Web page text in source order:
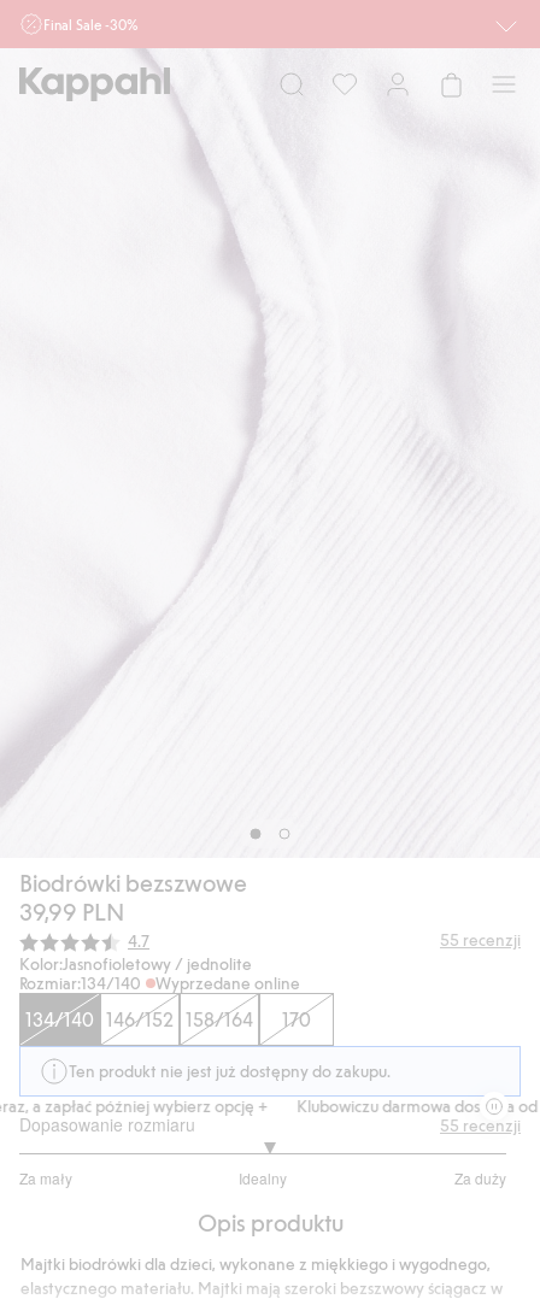
Final Sale -30%
Ważne przy zakupie min. 2 sztuk produktów włączonych w ofertę, również z
działu outlet do 10.8 w sklepach Kappahl i Newbie oraz na kappahl.com. Ofert
nie łączymy
Mężczyzna
Biodrówki bezszwowe
39,99 PLN
Średnia ocena:
4.7 55 recenzji
Kolor:Jasnofioletowy / jednolite
Rozmiar:134/140 Wyprzedane online
134/140 146/152 158/164 170
Ten produkt nie jest już dostępny do zakupu.
a zapłać później wybierz opcję +
Klubowiczu darmowa dostawa od
Dopasowanie rozmiaru
Za mały Idealny Za duży
na
40
głosów
55 recenzji
Opis produktu
Majtki biodrówki dla dzieci, wykonane z miękkiego i wygodnego,
elastycznego materiału. Majtki mają szeroki bezszwowy ściągacz w